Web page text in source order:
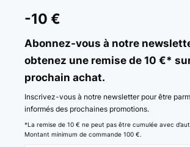
installierenAuch die Bedienung mit der
gutDurch die Rollen und die kompakte Größe
jedem Zimmer schnell einen PlatzEr ist recht
Traduire
-10 €
Abonnez-vous à notre
obtenez une remise de 10 €*
prochain achat.
Inscrivez-vous à notre newsletter pour être
informés des prochaines promotions.
*La remise de 10 € ne peut pas être cumulée avec
Montant minimum de commande 100 €.